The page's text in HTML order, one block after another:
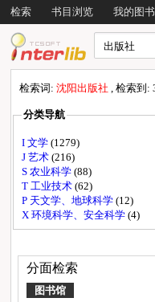
检索 书目浏览 我的图
检索词:沈阳出版社, 检索到:
分类导航
I 文学(1279)
J 艺术(216)
S 农业科学(88)
T 工业技术(62)
P 天文学、地球科学(12)
X 环境科学、安全科学(4)
分面检索
图书馆